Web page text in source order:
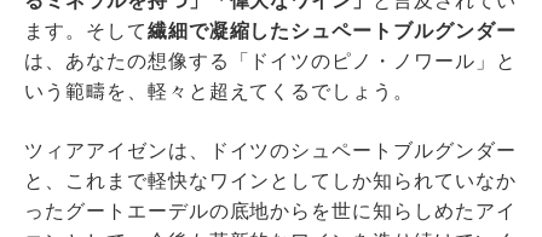
ます。そして繊細で凝縮したシュペートブルグンダー
は、あなたの想像する「ドイツのピノ・ノワール」と
いう範疇を、軽々と超えてくるでしょう。
ツィアアイゼンは、ドイツのシュペートブルグンダー
と、これまで軽快なワインとしてしか知られていなか
ったグートエーデルの底地からを世に知らしめたアイ